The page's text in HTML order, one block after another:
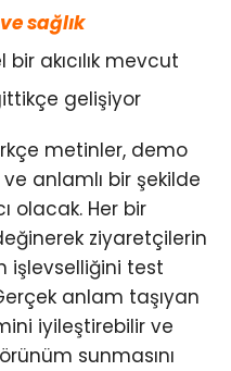
sağlık
akıcılık mevcut
gelişiyor
metinler, demo
anlamlı bir şekilde
olacak. Her bir
ziyaretçilerin
işlevselliğini test
anlam taşıyan
iyileştirebilir ve
sunmasını